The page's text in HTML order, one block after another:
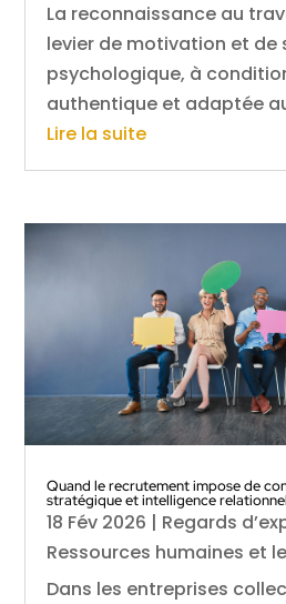
La reconnaissance au
levier de motivation et de
psychologique, à
authentique et adaptée
Lire la suite
Quand le recrutement impose de
stratégique et intelligence
18 Fév 2026 | Regards
Ressources humaines et
Dans les entreprises